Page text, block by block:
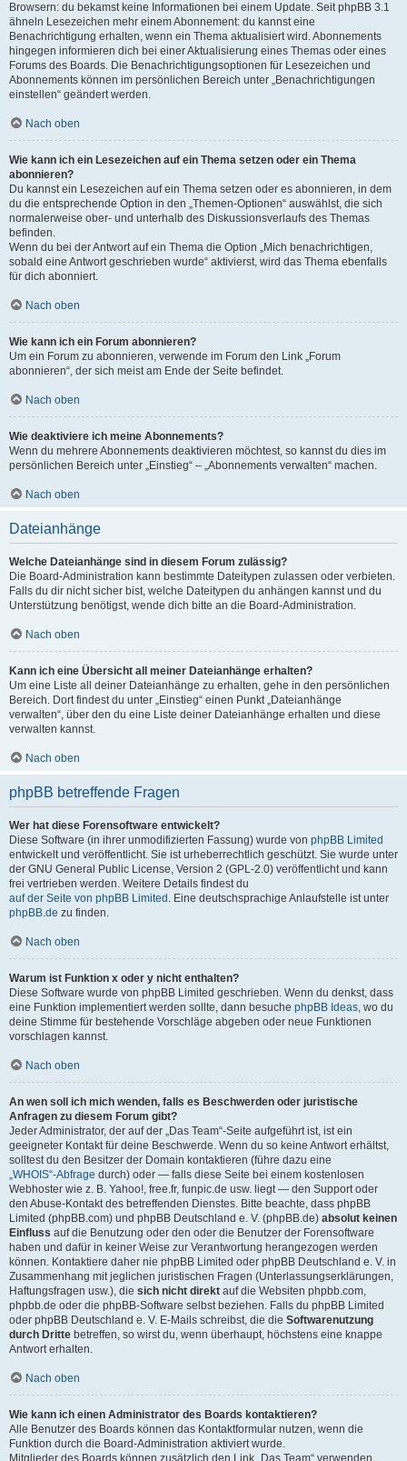
Browsern: du bekamst keine Informationen bei einem Update. Seit phpBB 3.1
ähneln Lesezeichen mehr einem Abonnement: du kannst eine
Benachrichtigung erhalten, wenn ein Thema aktualisiert wird. Abonnements
hingegen informieren dich bei einer Aktualisierung eines Themas oder eines
Forums des Boards. Die Benachrichtigungsoptionen für Lesezeichen und
Abonnements können im persönlichen Bereich unter „Benachrichtigungen
einstellen“ geändert werden.
Nach oben
Wie kann ich ein Lesezeichen auf ein Thema setzen oder ein Thema
abonnieren?
Du kannst ein Lesezeichen auf ein Thema setzen oder es abonnieren, in dem
du die entsprechende Option in den „Themen-Optionen“ auswählst, die sich
normalerweise ober- und unterhalb des Diskussionsverlaufs des Themas
befinden.
Wenn du bei der Antwort auf ein Thema die Option „Mich benachrichtigen,
sobald eine Antwort geschrieben wurde“ aktivierst, wird das Thema ebenfalls
für dich abonniert.
Nach oben
Wie kann ich ein Forum abonnieren?
Um ein Forum zu abonnieren, verwende im Forum den Link „Forum
abonnieren“, der sich meist am Ende der Seite befindet.
Nach oben
Wie deaktiviere ich meine Abonnements?
Wenn du mehrere Abonnements deaktivieren möchtest, so kannst du dies im
persönlichen Bereich unter „Einstieg“ – „Abonnements verwalten“ machen.
Nach oben
Dateianhänge
Welche Dateianhänge sind in diesem Forum zulässig?
Die Board-Administration kann bestimmte Dateitypen zulassen oder verbieten.
Falls du dir nicht sicher bist, welche Dateitypen du anhängen kannst und du
Unterstützung benötigst, wende dich bitte an die Board-Administration.
Nach oben
Kann ich eine Übersicht all meiner Dateianhänge erhalten?
Um eine Liste all deiner Dateianhänge zu erhalten, gehe in den persönlichen
Bereich. Dort findest du unter „Einstieg“ einen Punkt „Dateianhänge
verwalten“, über den du eine Liste deiner Dateianhänge erhalten und diese
verwalten kannst.
Nach oben
phpBB betreffende Fragen
Wer hat diese Forensoftware entwickelt?
Diese Software (in ihrer unmodifizierten Fassung) wurde von phpBB Limited
entwickelt und veröffentlicht. Sie ist urheberrechtlich geschützt. Sie wurde unter
der GNU General Public License, Version 2 (GPL-2.0) veröffentlicht und kann
frei vertrieben werden. Weitere Details findest du
auf der Seite von phpBB Limited . Eine deutschsprachige Anlaufstelle ist unter
phpBB.de zu finden.
Nach oben
Warum ist Funktion x oder y nicht enthalten?
Diese Software wurde von phpBB Limited geschrieben. Wenn du denkst, dass
eine Funktion implementiert werden sollte, dann besuche phpBB Ideas, wo du
deine Stimme für bestehende Vorschläge abgeben oder neue Funktionen
vorschlagen kannst.
Nach oben
An wen soll ich mich wenden, falls es Beschwerden oder juristische
Anfragen zu diesem Forum gibt?
Jeder Administrator, der auf der „Das Team“-Seite aufgeführt ist, ist ein
geeigneter Kontakt für deine Beschwerde. Wenn du so keine Antwort erhältst,
solltest du den Besitzer der Domain kontaktieren (führe dazu eine
„WHOIS“-Abfrage durch) oder — falls diese Seite bei einem kostenlosen
Webhoster wie z. B. Yahoo!, free.fr, funpic.de usw. liegt — den Support oder
den Abuse-Kontakt des betreffenden Dienstes. Bitte beachte, dass phpBB
Limited (phpBB.com) und phpBB Deutschland e. V. (phpBB.de) absolut keinen
Einfluss auf die Benutzung oder den oder die Benutzer der Forensoftware
haben und dafür in keiner Weise zur Verantwortung herangezogen werden
können. Kontaktiere daher nie phpBB Limited oder phpBB Deutschland e. V. in
Zusammenhang mit jeglichen juristischen Fragen (Unterlassungserklärungen,
Haftungsfragen usw.), die sich nicht direkt auf die Websiten phpbb.com,
phpbb.de oder die phpBB-Software selbst beziehen. Falls du phpBB Limited
oder phpBB Deutschland e. V. E-Mails schreibst, die die Softwarenutzung
durch Dritte betreffen, so wirst du, wenn überhaupt, höchstens eine knappe
Antwort erhalten.
Nach oben
Wie kann ich einen Administrator des Boards kontaktieren?
Alle Benutzer des Boards können das Kontaktformular nutzen, wenn die
Funktion durch die Board-Administration aktiviert wurde.
Mitglieder des Boards können zusätzlich den Link „Das Team“ verwenden.